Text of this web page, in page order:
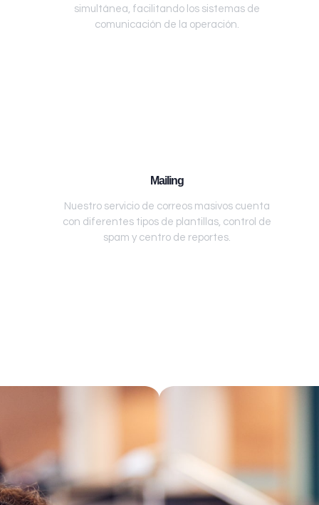
simultánea, facilitando los sistemas de
comunicación de la operación.
Mailing
Nuestro servicio de correos masivos cuenta
con diferentes tipos de plantillas, control de
spam y centro de reportes.